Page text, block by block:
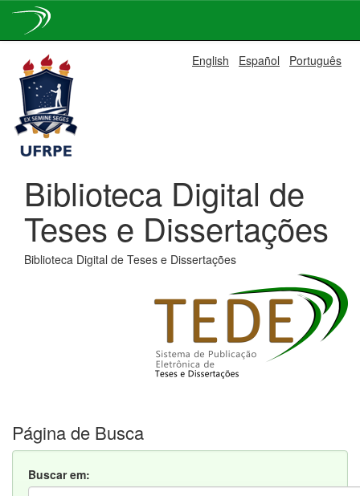
navigation
English Español Português
Biblioteca Digital de
Teses e Dissertações
Biblioteca Digital de Teses e Dissertações
Página de Busca
Buscar em: